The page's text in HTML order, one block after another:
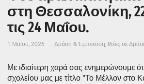
στη Θεσσαλονίκη,
τις 24 Μαΐου.
1 Μαΐου, 2026 Δράση & Έμπνευση Ιδέες σε
Με ιδιαίτερη χαρά σας ενημερώνουμε
σχολείου μας με τίτλο “Το Μέλλον στο